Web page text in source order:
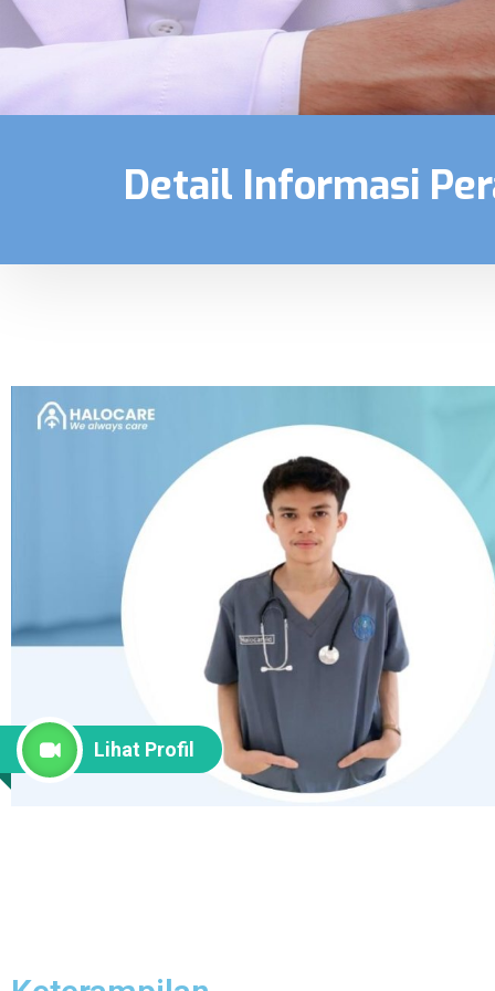
Detail Informasi
Lihat Profil